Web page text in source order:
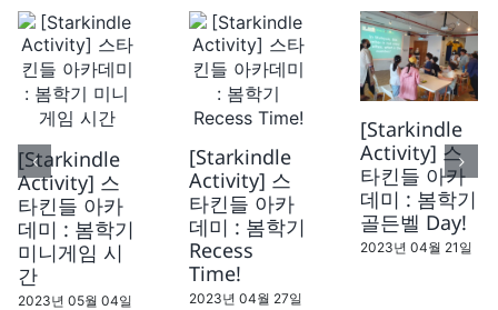
[Starkindle
Activity] 스
타킨들 아카
데미 : 봄학기
미니게임 시
간
2023년 05월 04일
[Starkindle
Activity] 스
타킨들 아카
데미 : 봄학기
Recess
Time!
2023년 04월 27일
[Starkindle
Activity] 스
타킨들 아카
데미 : 봄학기
골든벨 Day!
2023년 04월 21일